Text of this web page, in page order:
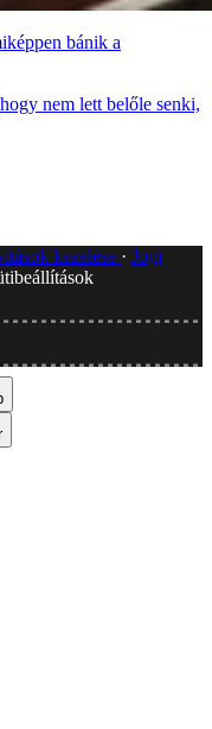
bánik a
nem lett belőle senki,
kezelése
Jogi